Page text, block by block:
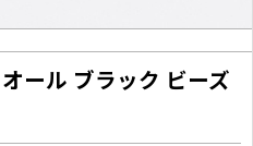
ール ブラック ビーズ